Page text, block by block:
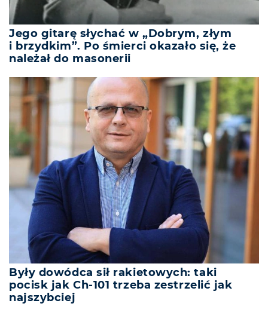
Jego gitarę słychać w „Dobrym, złym
i brzydkim”. Po śmierci okazało się, że
należał do masonerii
Były dowódca sił rakietowych: taki
pocisk jak Ch-101 trzeba zestrzelić jak
najszybciej